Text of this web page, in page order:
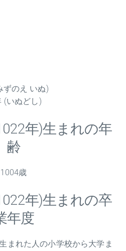
ずのえ いぬ)
(いぬどし)
年)生まれの年
齢
1004歳
年)生まれの卒
年度
まれた人の小学校から大学ま